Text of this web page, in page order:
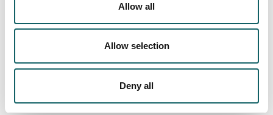
Allow all
Allow selection
Deny all
UNIBERTSITATE PARTEHARTZAILEA
ETENGABEKO PRESTAKUNTZA
MONDRAGON Korporazioa